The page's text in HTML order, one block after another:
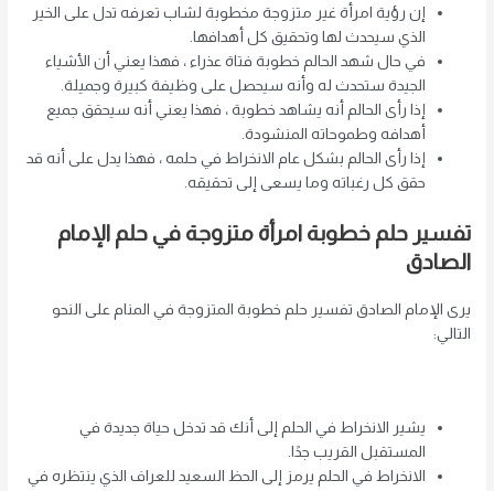
إن رؤية امرأة غير متزوجة مخطوبة لشاب تعرفه تدل على الخير
الذي سيحدث لها وتحقيق كل أهدافها.
في حال شهد الحالم خطوبة فتاة عذراء ، فهذا يعني أن الأشياء
الجيدة ستحدث له وأنه سيحصل على وظيفة كبيرة وجميلة.
إذا رأى الحالم أنه يشاهد خطوبة ، فهذا يعني أنه سيحقق جميع
أهدافه وطموحاته المنشودة.
إذا رأى الحالم بشكل عام الانخراط في حلمه ، فهذا يدل على أنه قد
حقق كل رغباته وما يسعى إلى تحقيقه.
تفسير حلم خطوبة امرأة متزوجة في حلم الإمام
الصادق
يرى الإمام الصادق تفسير حلم خطوبة المتزوجة في المنام على النحو
التالي:
يشير الانخراط في الحلم إلى أنك قد تدخل حياة جديدة في
المستقبل القريب جدًا.
الانخراط في الحلم يرمز إلى الحظ السعيد للعراف الذي ينتظره في